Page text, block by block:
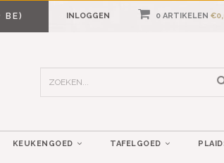
BE) INLOGGEN 0 ARTIKELEN
KEUKENGOED TAFELGOED